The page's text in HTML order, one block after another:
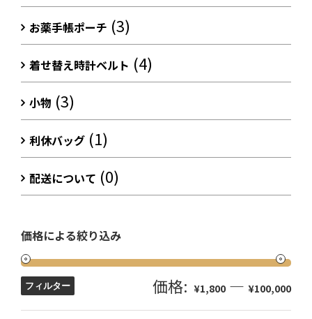
お薬手帳ポーチ (3)
着せ替え時計ベルト (4)
小物 (3)
利休バッグ (1)
配送について (0)
価格による絞り込み
フィルター 価格: ¥1,800 — ¥100,000